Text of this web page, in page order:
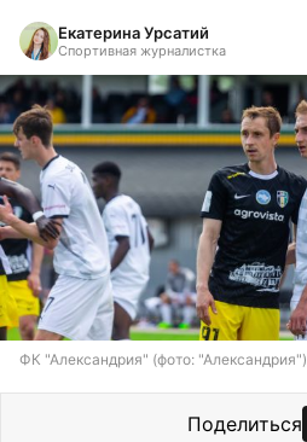
Екатерина Урсатий
Спортивная журналистка
ФК "Александрия" (фото: "Александрия")
Поделиться